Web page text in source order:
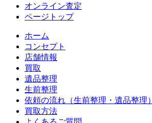
オンライン査定
ページトップ
ホーム
コンセプト
店舗情報
買取
遺品整理
生前整理
依頼の流れ（生前整理・遺品整理）
買取方法